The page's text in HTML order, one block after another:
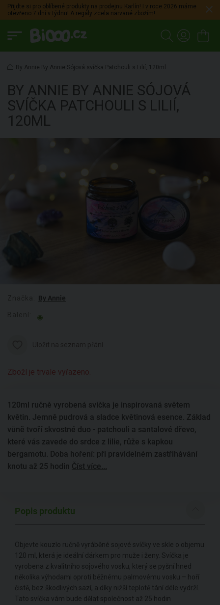
Přijdte si pro oblíbené produkty na prodejnu Karlín! I v roce 2026 máme
otevřeno 7 dní v týdnu! A regály zcela narvané zbožím!
By Annie By Annie Sójová svíčka Patchouli s Lilií, 120ml
BY ANNIE BY ANNIE SÓJOVÁ
SVÍČKA PATCHOULI S LILIÍ,
120ML
By Annie
Zboží je trvale vyřazeno.
120ml ručně vyrobená svíčka je inspirovaná světem
květin. Jemně pudrová a sladce květinová esence. Základ
vůně tvoří skvostné duo - patchouli a santalové dřevo,
které vás zavede do srdce z lilie, růže s kapkou
bergamotu. Doba hoření: při pravidelném zastřihávání
knotu až 25 hodin Číst více...
Popis produktu
Objevte kouzlo ručně vyráběné sojové svíčky ve skle o objemu
120 ml, která je ideální dárkem pro muže i ženy. Svíčka je
vyrobena z kvalitního sojového vosku, který se pyšní hned
několika výhodami oproti běžnému palmovému vosku – hoří
čistě, bez škodlivých sazí, a díky nižší teplotě tání déle vydrží.
Tato svíčka vám bude dělat společnost až 25 hodin